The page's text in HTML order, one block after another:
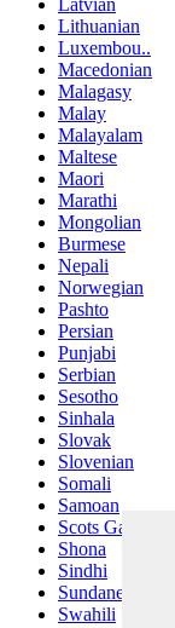
Lithuanian
Luxembou..
Macedonian
Malagasy
Malay
Malayalam
Maltese
Maori
Marathi
Mongolian
Burmese
Nepali
Norwegian
Pashto
Persian
Punjabi
Serbian
Sesotho
Sinhala
Slovak
Slovenian
Somali
Samoan
Scots Gaelic
Shona
Sindhi
Sundanese
Swahili